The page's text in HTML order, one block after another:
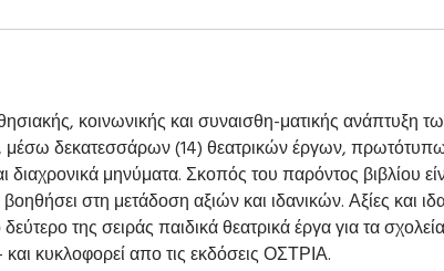
κοινωνικής και συναισθη-ματικής ανάπτυξη
μέσω δεκατεσσάρων (14) θεατρικών έργων,
διαχρονικά μηνύματα. Σκοπός του παρόντος βιβλίου
στη μετάδοση αξιών και ιδανικών. Αξίες και
της σειράς παιδικά θεατρικά έργα για τα
κυκλοφορεί απο τις εκδόσεις ΟΣΤΡΙΑ.